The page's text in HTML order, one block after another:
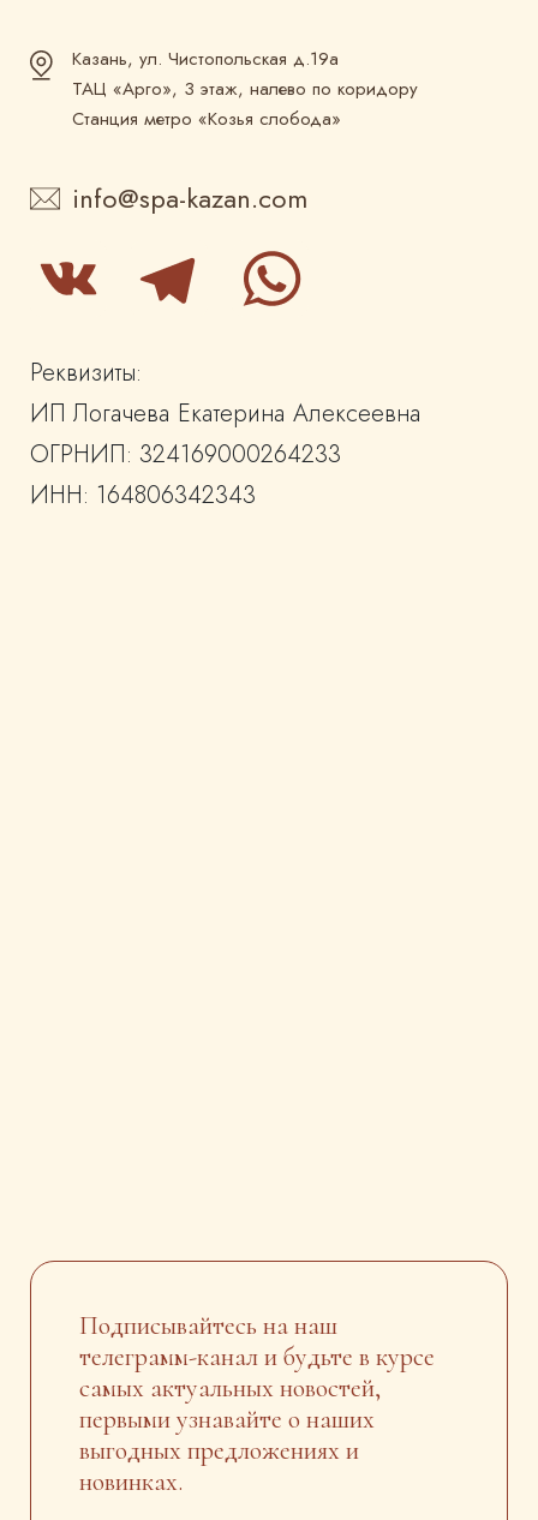
Казань, ул. Чистопольская д.19а
ТАЦ «Арго», 3 этаж, налево по коридору
Станция метро «Козья слобода»
info@spa-kazan.com
Реквизиты:
ИП Логачева Екатерина Алексеевна
ОГРНИП: 324169000264233
ИНН: 164806342343
Подписывайтесь на наш
телеграмм-канал и будьте в курсе
самых актуальных новостей,
первыми узнавайте о наших
выгодных предложениях и
новинках.